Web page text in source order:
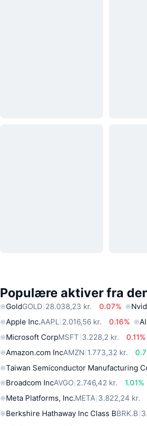
Populære aktiver fra
GoldGOLD 28.038,23 kr. 0.07%
Apple Inc.AAPL 2.016,56 kr. 0.16%
Microsoft CorpMSFT 3.228,2 kr. 0.11%
Amazon.com IncAMZN 1.773,32 kr.
Taiwan Semiconductor Manufacturing
Broadcom IncAVGO 2.746,42 kr. 1.01%
Meta Platforms, Inc.META 3.822,24 kr.
Berkshire Hathaway Inc Class BBRK.B